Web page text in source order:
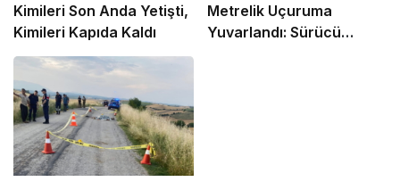
Kimileri Son Anda Yetişti,
Kimileri Kapıda Kaldı
Metrelik Uçuruma
Yuvarlandı: Sürücü